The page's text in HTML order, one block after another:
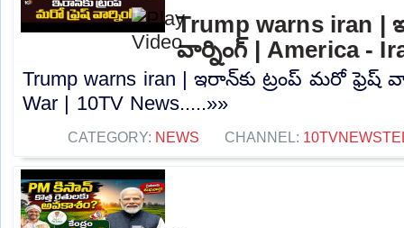
Trump warns iran |
వార్నింగ్ | America -
Trump warns iran | ఇరాన్‌కు ట్రంప్ మరో ఫ్రెష్
War | 10TV News.....»»
CATEGORY: NEWS CHANNEL: